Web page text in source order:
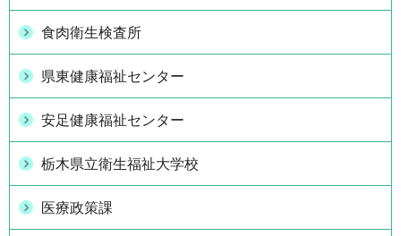
食肉衛生検査所
県東健康福祉センター
安足健康福祉センター
栃木県立衛生福祉大学校
医療政策課